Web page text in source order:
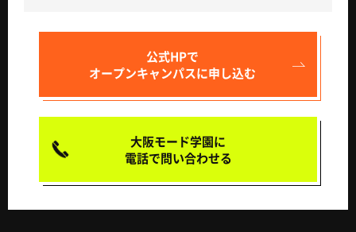
公式HPで
オープンキャンパスに申し込む
大阪モード学園に
電話で問い合わせる